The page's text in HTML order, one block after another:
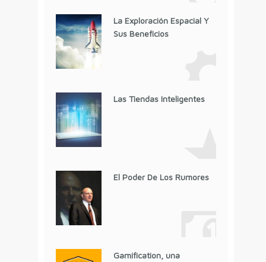
La Exploración Espacial Y
Sus Beneficios
Las Tiendas Inteligentes
El Poder De Los Rumores
Gamification, una